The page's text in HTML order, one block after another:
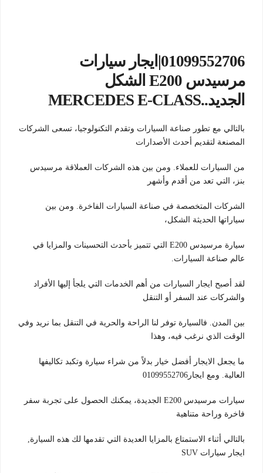
01099552706|ايجار سيارات
مرسيدس E200 الشكل
الجديد..MERCEDES E-CLASS
بالتالي مع تطور صناعة السيارات وتقدم التكنولوجيا، تسعى الشركات
المصنعة لتقديم أحدث الأصدارات
من السيارات للعملاء. ومن بين هذه الشركات العملاقة مرسيدس
بنز، التي تعد من أقدم وأشهر
الشركات المتخصصة في صناعة السيارات الفاخرة. ومن بين
سياراتها الحديثة الشكل،
سيارة مرسيدس E200 التي تتميز بأحدث التحسينات والمزايا في
عالم صناعة السيارات.
لقد أصبح ايجار السيارات من أهم الخدمات التي يلجأ إليها الأفراد
والشركات عند السفر أو التنقل
بين المدن. فالسيارة توفر لنا الراحة والحرية في التنقل بما نريد وفي
الوقت الذي نرغب فيه، وهذا
ما يجعل الايجار أفضل خيار بدلاً من شراء سيارة وتكبد تكاليفها
العالية. ومع ايجار01099552706
سيارات مرسيدس E200 الجديدة، يمكنك الحصول على تجربة سفر
فاخرة وراحة متناهية
بالتالي أثناء الاستمتاع بالمزايا العديدة التي تقدمها لك هذه السيارة,
ايجار سيارات SUV